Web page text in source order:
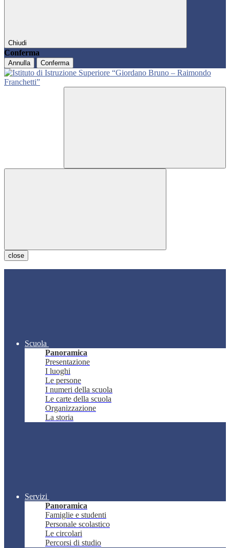
Chiudi
Conferma
Annulla Conferma
close
Scuola
Panoramica
Presentazione
I luoghi
Le persone
I numeri della scuola
Le carte della scuola
Organizzazione
La storia
Servizi
Panoramica
Famiglie e studenti
Personale scolastico
Le circolari
Percorsi di studio